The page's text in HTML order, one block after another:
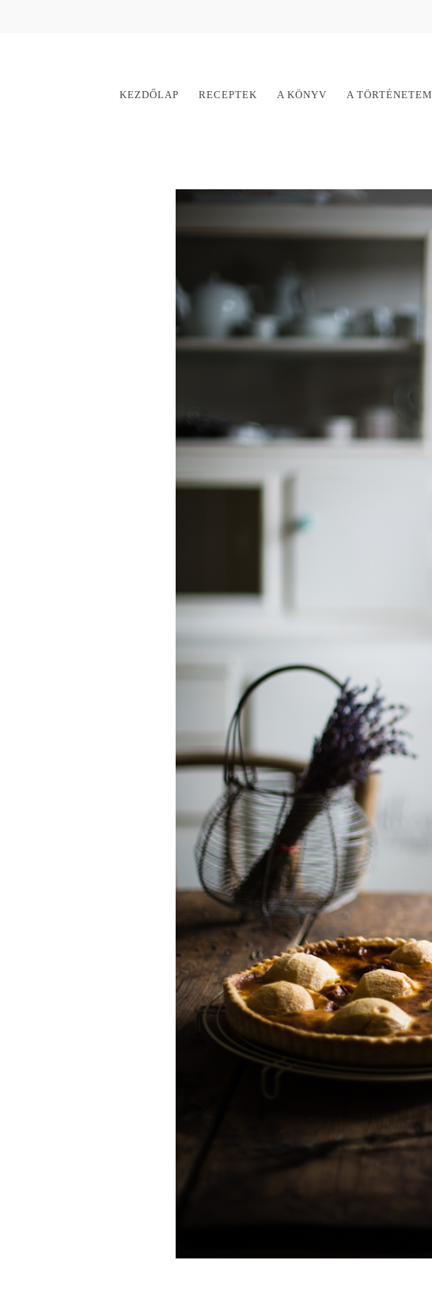
KEZDŐLAP RECEPTEK A KÖNYV A TÖRTÉNETEM